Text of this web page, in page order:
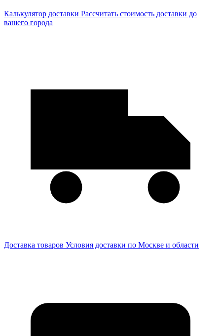
Калькулятор доставки Рассчитать стоимость доставки до
вашего города
Доставка товаров Условия доставки по Москве и области